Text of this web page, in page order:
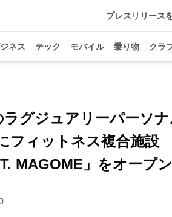
プレスリリース
ネス テック モバイル 乗り物 クラ
グジュアリーパーソ
フィットネス複合施設
MAGOME」をオープン